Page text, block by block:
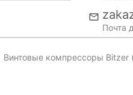
Почта
Винтовые компрессоры Bitzer